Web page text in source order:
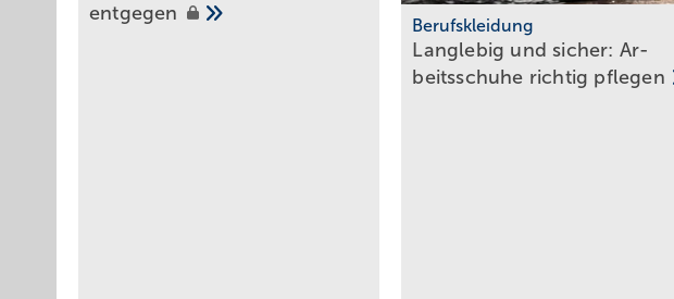
entgegen
Berufskleidung
Langlebig und sicher: Ar­
beits­schu­he rich­tig pfle­gen